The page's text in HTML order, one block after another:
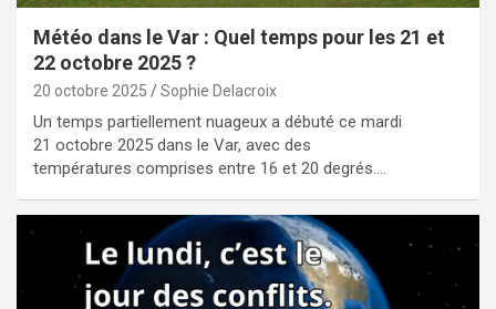
Météo dans le Var : Quel temps pour les 21 et
22 octobre 2025 ?
20 octobre 2025 Sophie Delacroix
Un temps partiellement nuageux a débuté ce mardi
21 octobre 2025 dans le Var, avec des
températures comprises entre 16 et 20 degrés.…